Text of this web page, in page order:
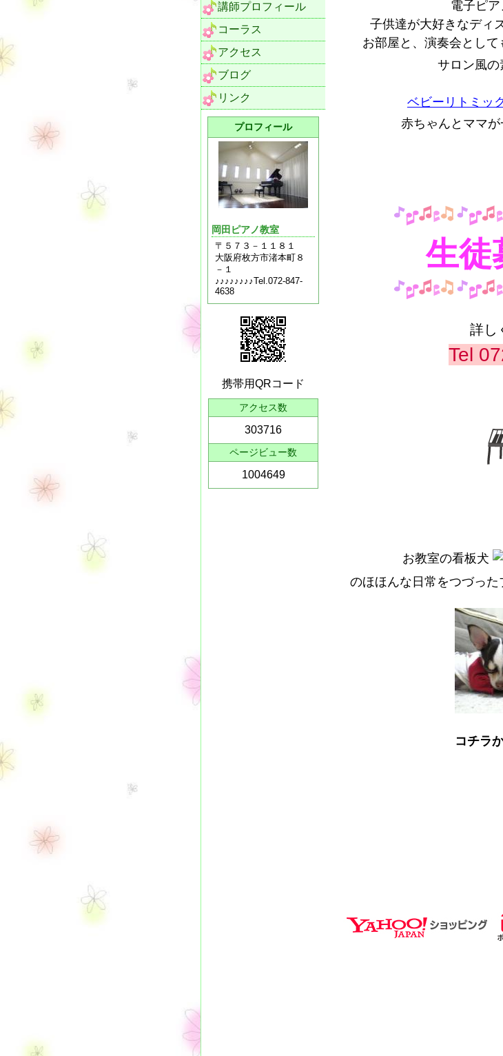
電子ピ
子供達が大好きなディ
お部屋と、演奏会とし
サロン風の
ベビーリトミッ
赤ちゃんとママ
生徒
詳し
Tel
お教室の看板犬
のほほんな日常をつづっ
コチラ
講師プロフィール
コーラス
アクセス
ブログ
リンク
プロフィール
岡田ピアノ教室
〒５７３－１１８１
大阪府枚方市渚本町８
－１
♪♪♪♪♪♪♪♪Tel.072-847-
4638
携帯用QRコード
アクセス数
303716
ページビュー数
1004649